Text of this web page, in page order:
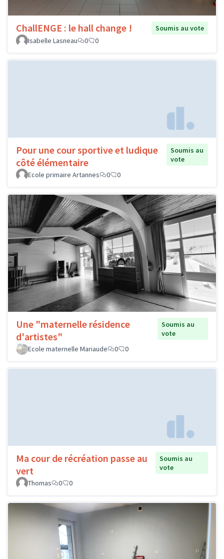
ChallENGE : le hall change !
Soumis au vote
Isabelle Lasneau
0 0
Pour une cour sportive et ludique
côté élémentaire
Soumis au
vote
Ecole primaire Artannes
0 0
Une "maternelle résidence
d'artistes"
Soumis au
vote
Ecole maternelle Mariaude
0 0
Ma cour de récréation passe au
vert
Soumis au
vote
Thomas
0 0